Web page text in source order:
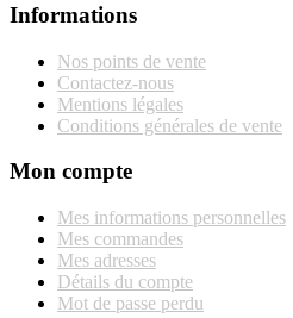
Informations
Nos points de vente
Contactez-nous
Mentions légales
Conditions générales de vente
Mon compte
Mes informations personnelles
Mes commandes
Mes adresses
Détails du compte
Mot de passe perdu